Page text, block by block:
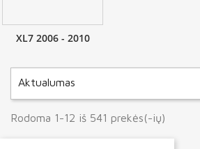
XL7 2006 - 2010
Aktualumas
Rodoma 1-12 iš 541 prekės(-ių)